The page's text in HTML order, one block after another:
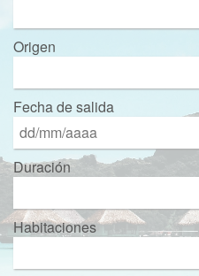
Origen
Fecha de salida
Duración
Habitaciones